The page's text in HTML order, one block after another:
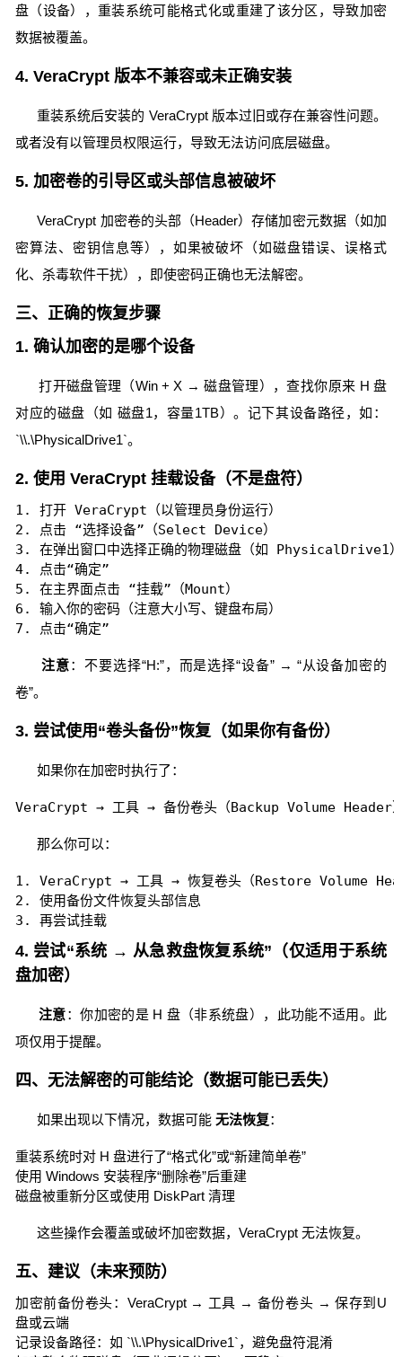
盘（设备），重装系统可能格式化或重建了该分区，导致加密
数据被覆盖。
4. VeraCrypt 版本不兼容或未正确安装
重装系统后安装的 VeraCrypt 版本过旧或存在兼容性问题。
或者没有以管理员权限运行，导致无法访问底层磁盘。
5. 加密卷的引导区或头部信息被破坏
VeraCrypt 加密卷的头部（Header）存储加密元数据（如加
密算法、密钥信息等），如果被破坏（如磁盘错误、误格式
化、杀毒软件干扰），即使密码正确也无法解密。
三、正确的恢复步骤
1. 确认加密的是哪个设备
打开磁盘管理（Win + X → 磁盘管理），查找你原来 H 盘
对应的磁盘（如 磁盘1，容量1TB）。记下其设备路径，如：
`\\.\PhysicalDrive1`。
2. 使用 VeraCrypt 挂载设备（不是盘符）
1. 打开 VeraCrypt（以管理员身份运行）
2. 点击 “选择设备”（Select Device）
3. 在弹出窗口中选择正确的物理磁盘（如 PhysicalDrive1）
4. 点击“确定”
5. 在主界面点击 “挂载”（Mount）
6. 输入你的密码（注意大小写、键盘布局）
7. 点击“确定”
注意：不要选择“H:”，而是选择“设备” → “从设备加密的
卷”。
3. 尝试使用“卷头备份”恢复（如果你有备份）
如果你在加密时执行了：
VeraCrypt → 工具 → 备份卷头（Backup Volume Header
那么你可以：
1. VeraCrypt → 工具 → 恢复卷头（Restore Volume
2. 使用备份文件恢复头部信息
3. 再尝试挂载
4. 尝试“系统 → 从急救盘恢复系统”（仅适用于系统
盘加密）
注意：你加密的是 H 盘（非系统盘），此功能不适用。此
项仅用于提醒。
四、无法解密的可能结论（数据可能已丢失）
如果出现以下情况，数据可能 无法恢复：
重装系统时对 H 盘进行了“格式化”或“新建简单卷”
使用 Windows 安装程序“删除卷”后重建
磁盘被重新分区或使用 DiskPart 清理
这些操作会覆盖或破坏加密数据，VeraCrypt 无法恢复。
五、建议（未来预防）
加密前备份卷头：VeraCrypt → 工具 → 备份卷头 → 保存到U
盘或云端
记录设备路径：如 `\\.\PhysicalDrive1`，避免盘符混淆